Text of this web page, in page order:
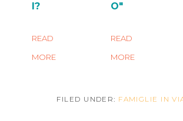
I?
READ
MORE
O"
READ
MORE
FILED UNDER: FAMIGLIE IN